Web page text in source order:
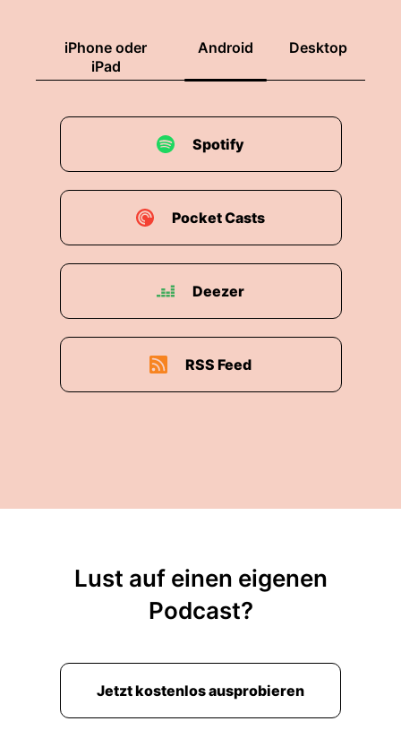
iPhone oder
iPad
Android Desktop
Spotify
Pocket Casts
Deezer
RSS Feed
Lust auf einen eigenen
Podcast?
Jetzt kostenlos ausprobieren